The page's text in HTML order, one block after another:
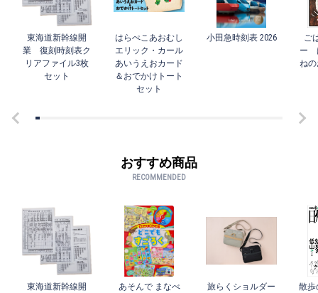
東海道新幹線開
業 復刻時刻表ク
リアファイル3枚
セット
はらぺこあおむし
エリック・カール
あいうえおカード
＆おでかけトート
セット
小田急時刻表 2026
ご
ー
ね
おすすめ商品
RECOMMENDED
東海道新幹線開
あそんで まなべ
旅らくショルダー
散歩